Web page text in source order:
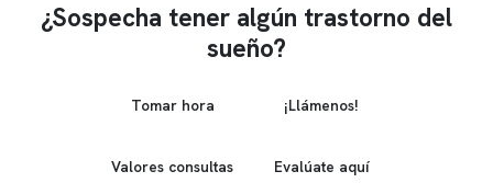
¿Sospecha tener algún trastorno del
sueño?
Tomar hora ¡Llámenos!
Valores consultas Evalúate aquí